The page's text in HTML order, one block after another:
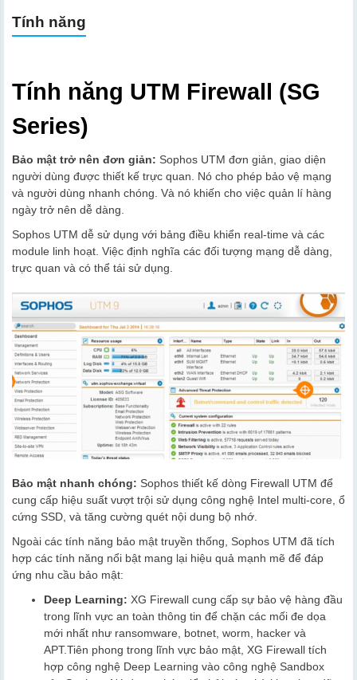
Tính năng
Tính năng UTM Firewall (SG
Series)
Bảo mật trở nên đơn giản: Sophos UTM đơn giản, giao diện
người dùng được thiết kế trực quan. Nó cho phép bảo vệ mạng
và người dùng nhanh chóng. Và nó khiến cho việc quản lí hàng
ngày trở nên dễ dàng.
Sophos UTM dễ sử dụng với bảng điều khiển real-time và các
module linh hoạt. Việc định nghĩa các đối tượng mạng dễ dàng,
trực quan và có thể tái sử dụng.
Bảo mật nhanh chóng: Sophos thiết kế dòng Firewall UTM để
cung cấp hiệu suất vượt trội sử dụng công nghệ Intel multi-core, ổ
cứng SSD, và tăng cường quét nội dung bộ nhớ.
Ngoài các tính năng bảo mật truyền thống, Sophos UTM đã tích
hợp các tính năng nổi bật mang lại hiệu quả mạnh mẽ để đáp
ứng nhu cầu bảo mật:
Deep Learning: XG Firewall cung cấp sự bảo vệ hàng đầu
trong lĩnh vực an toàn thông tin để chặn các mối đe dọa
mới nhất như ransomware, botnet, worm, hacker và
APT.Tiên phong trong lĩnh vực bảo mật, XG Firewall tích
hợp công nghệ Deep Learning vào công nghệ Sandbox